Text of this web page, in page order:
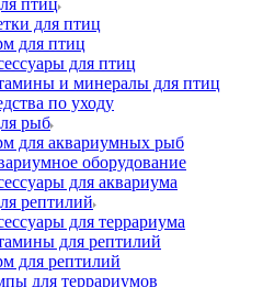
птиц
для птиц
для птиц
для птиц
и минералы для птиц
по уходу
рыб
для аквариумных рыб
оборудование
для аквариума
рептилий
для террариума
для рептилий
для рептилий
для террариумов